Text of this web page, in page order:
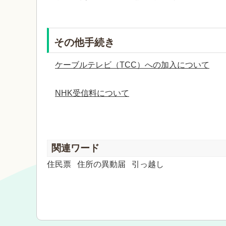
その他手続き
ケーブルテレビ（TCC）への加入について
NHK受信料について
関連ワード
住民票 住所の異動届 引っ越し